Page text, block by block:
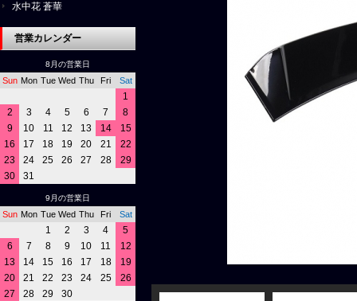
水中花 蒼華
営業カレンダー
8月の営業日
Sun Mon Tue Wed Thu Fri Sat
1
2
3 4 5 6 7
8
9
10 11 12 13 14
15
16
17 18 19 20 21
22
23
24 25 26 27 28
29
30
31
9月の営業日
Sun Mon Tue Wed Thu Fri Sat
1 2 3 4
5
6
7 8 9 10 11
12
13
14 15 16 17 18
19
20
21 22 23 24 25
26
27
28 29 30